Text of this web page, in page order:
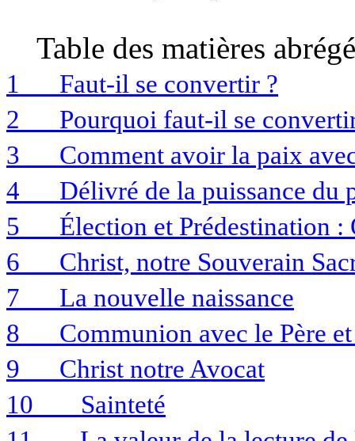
Table des matières
1
Faut-il se convertir ?
2
Pourquoi faut-il se
3
Comment avoir la paix
4
Délivré de la puissance du
5
Élection et Prédestination :
6
Christ, notre Souverain
7
La nouvelle naissance
8
Communion avec le Père
9
Christ notre Avocat
10
Sainteté